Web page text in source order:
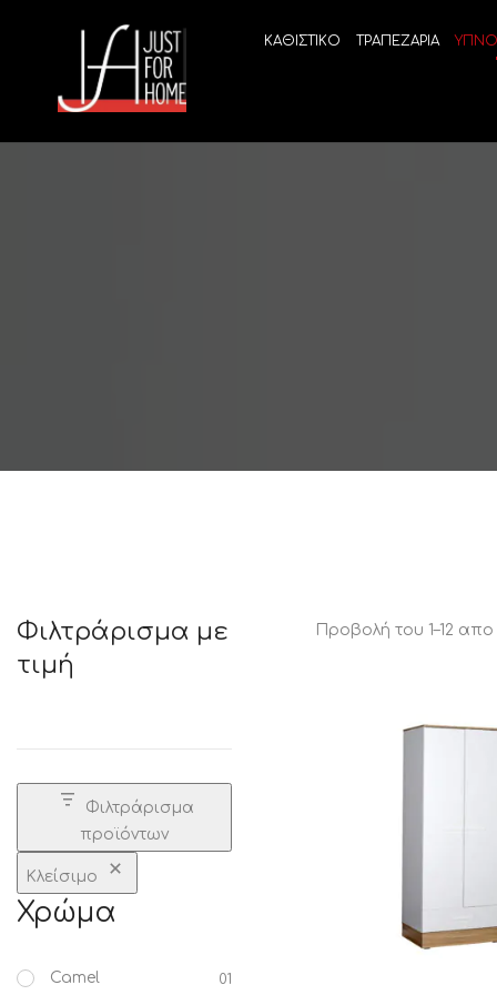
ΚΑΘΙΣΤΙΚΟ ΤΡΑΠΕΖΑΡΙΑ
Ανωστρωματα
Ορθοπεδικα
Ανατομικα
Προβολή του 1–12
Φιλτράρισμα με
τιμή
Φιλτράρισμα
προϊόντων
Κλείσιμο
Χρώμα
Camel 01